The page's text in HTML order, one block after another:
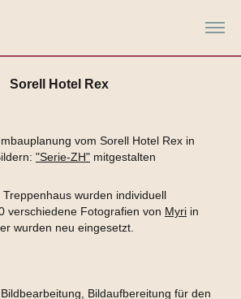
Sorell Hotel Rex
vom Sorell Hotel Rex in
"Serie-ZH" mitgestalten
wurden individuell
verschiedene Fotografien von Myri in
wurden neu eingesetzt.
Bildaufbereitung für den